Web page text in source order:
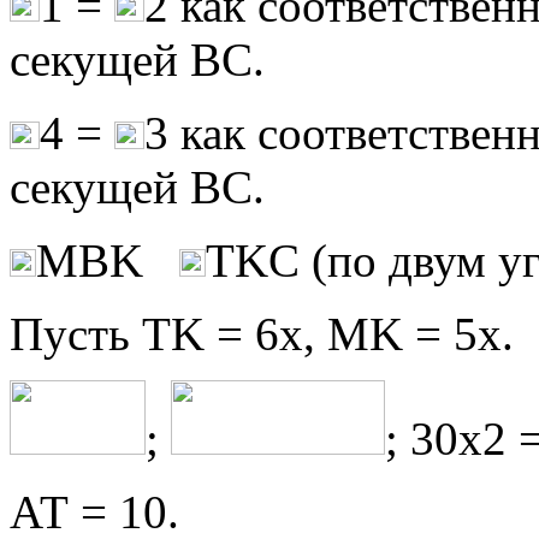
секущей ВС.
4 =
3 как
секущей ВС.
МВK
ТKС (по двум
Пусть ТK = 6х, МK = 5х.
;
; 30x2
АТ = 10.